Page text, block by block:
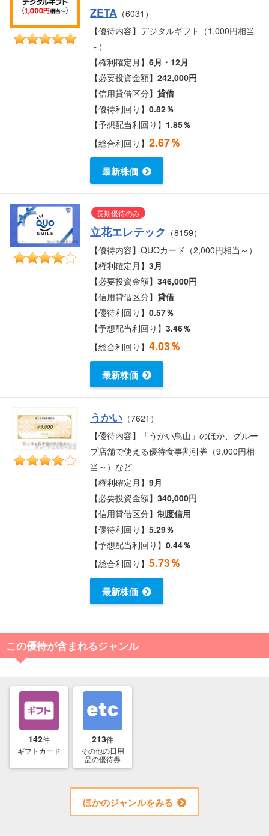
ZETA （6031）
【優待内容】デジタルギフト（1,000円相当
～）
【権利確定月】6月・12月
【必要投資金額】242,000円
【信用貸借区分】貸借
【優待利回り】0.82％
【予想配当利回り】 1.85％
【総合利回り】2.67％
最新株価
長期優待のみ
立花エレテック （8159）
【優待内容】QUOカード（2,000円相当～）
【権利確定月】3月
【必要投資金額】346,000円
【信用貸借区分】貸借
【優待利回り】0.57％
【予想配当利回り】3.46％
【総合利回り】4.03％
最新株価
うかい （7621）
【優待内容】「うかい鳥山」のほか、グルー
プ店舗で使える優待食事割引券（9,000円相
当～）など
【権利確定月】9月
【必要投資金額】340,000円
【信用貸借区分】制度信用
【優待利回り】5.29％
【予想配当利回り】0.44％
【総合利回り】5.73％
最新株価
この優待が含まれるジャンル
142件
ギフトカード
213件
その他の日用
品の優待券
ほかのジャンルをみる